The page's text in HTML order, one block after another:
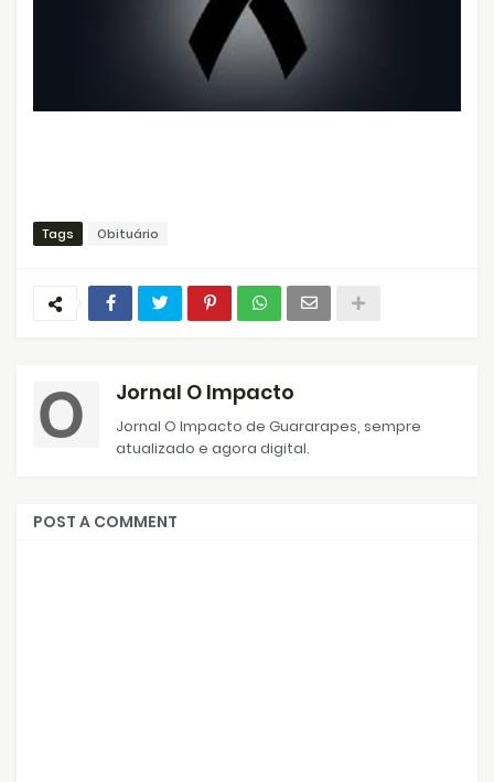
Tags Obituário
Jornal O Impacto
Jornal O Impacto de Guararapes, sempre
atualizado e agora digital.
POST A COMMENT